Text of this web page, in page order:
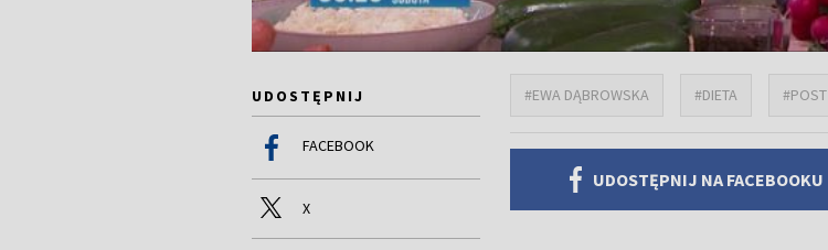
UDOSTĘPNIJ
FACEBOOK
X
#EWA DĄBROWSKA #DIETA #POST
UDOSTĘPNIJ NA FACEBOOKU